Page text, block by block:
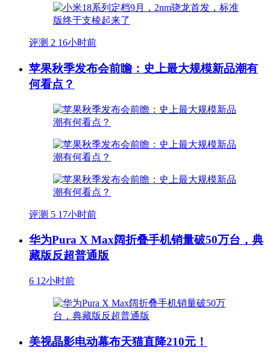
评测 2 16小时前
苹果秋季发布会前瞻：史上最大规模新品潮有
何看点？
评测 5 17小时前
华为Pura X Max阔折叠手机销量破50万台，典
藏版反超普通版
6 12小时前
美视晶影电动幕布天猫直降210元！